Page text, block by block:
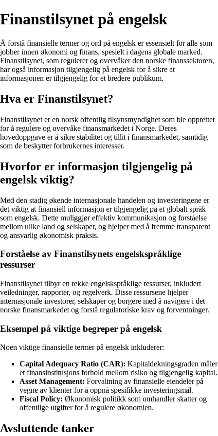
Finanstilsynet på engelsk
Å forstå finansielle termer og ord på engelsk er essensielt for alle som
jobber innen økonomi og finans, spesielt i dagens globale marked.
Finanstilsynet, som regulerer og overvåker den norske finanssektoren,
har også informasjon tilgjengelig på engelsk for å sikre at
informasjonen er tilgjengelig for et bredere publikum.
Hva er Finanstilsynet?
Finanstilsynet er en norsk offentlig tilsynsmyndighet som ble opprettet
for å regulere og overvåke finansmarkedet i Norge. Deres
hovedoppgave er å sikre stabilitet og tillit i finansmarkedet, samtidig
som de beskytter forbrukernes interesser.
Hvorfor er informasjon tilgjengelig på
engelsk viktig?
Med den stadig økende internasjonale handelen og investeringene er
det viktig at finansiell informasjon er tilgjengelig på et globalt språk
som engelsk. Dette muliggjør effektiv kommunikasjon og forståelse
mellom ulike land og selskaper, og hjelper med å fremme transparent
og ansvarlig økonomisk praksis.
Forståelse av Finanstilsynets engelskspråklige
ressurser
Finanstilsynet tilbyr en rekke engelskspråklige ressurser, inkludert
veiledninger, rapporter, og regelverk. Disse ressursene hjelper
internasjonale investorer, selskaper og borgere med å navigere i det
norske finansmarkedet og forstå regulatoriske krav og forventninger.
Eksempel på viktige begreper på engelsk
Noen viktige finansielle termer på engelsk inkluderer:
Capital Adequacy Ratio (CAR): Kapitaldekningsgraden måler
et finansinstitusjons forhold mellom risiko og tilgjengelig kapital.
Asset Management: Forvaltning av finansielle eiendeler på
vegne av klienter for å oppnå spesifikke investeringsmål.
Fiscal Policy: Økonomisk politikk som omhandler skatter og
offentlige utgifter for å regulere økonomien.
Avsluttende tanker